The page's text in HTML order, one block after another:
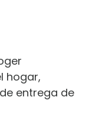
hogar,
entrega de